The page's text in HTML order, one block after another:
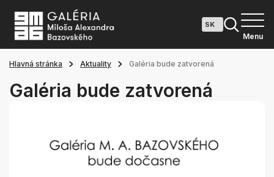
Menu
Hlavná stránka Aktuality Galéria bude zatvorená
Galéria bude zatvorená